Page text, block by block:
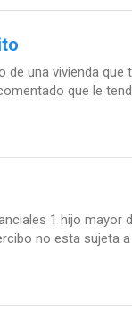
una vivienda que
que le
1 hijo mayor
no esta sujeta a